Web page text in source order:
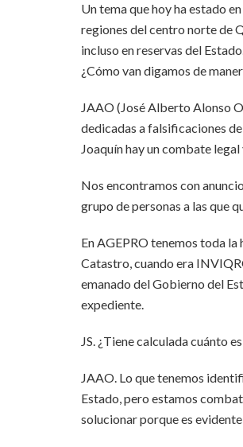
Un tema que hoy ha estado
regiones del centro norte de
incluso en reservas del
¿Cómo van digamos de
JAAO (José Alberto Alonso
dedicadas a falsificaciones
Joaquín hay un combate
Nos encontramos con
grupo de personas a las que
En AGEPRO tenemos toda
Catastro, cuando era
emanado del Gobierno del
expediente.
JS. ¿Tiene calculada cuánto
JAAO. Lo que tenemos
Estado, pero estamos
solucionar porque es